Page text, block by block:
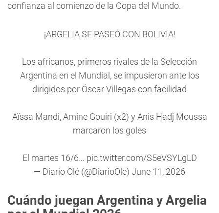
confianza al comienzo de la Copa del Mundo.
¡ARGELIA SE PASEÓ CON BOLIVIA!
Los africanos, primeros rivales de la Selección
Argentina en el Mundial, se impusieron ante los
dirigidos por Óscar Villegas con facilidad
Aïssa Mandi, Amine Gouiri (x2) y Anis Hadj Moussa
marcaron los goles
El martes 16/6… pic.twitter.com/S5eVSYLgLD
— Diario Olé (@DiarioOle) June 11, 2026
Cuándo juegan Argentina y Argelia